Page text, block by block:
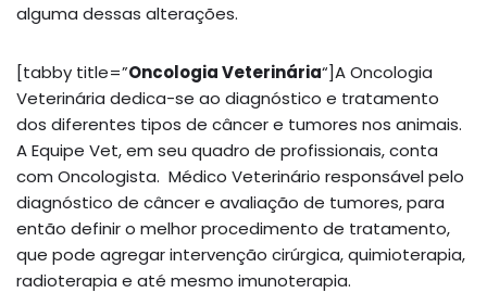
alguma dessas alterações.
[tabby title=”Oncologia Veterinária“]A Oncologia
Veterinária dedica-se ao diagnóstico e tratamento
dos diferentes tipos de câncer e tumores nos animais.
A Equipe Vet, em seu quadro de profissionais, conta
com Oncologista. Médico Veterinário responsável pelo
diagnóstico de câncer e avaliação de tumores, para
então definir o melhor procedimento de tratamento,
que pode agregar intervenção cirúrgica, quimioterapia,
radioterapia e até mesmo imunoterapia.